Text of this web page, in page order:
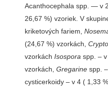
Acanthocephala spp. — v
26,67 %) vzoriek. V
kriketových fariem,
(24,67 %) vzorkách,
vzorkách Isosporaspp. – v
vzorkách, Gregarinespp. –
cysticerkoidy – v 4 ( 1,33